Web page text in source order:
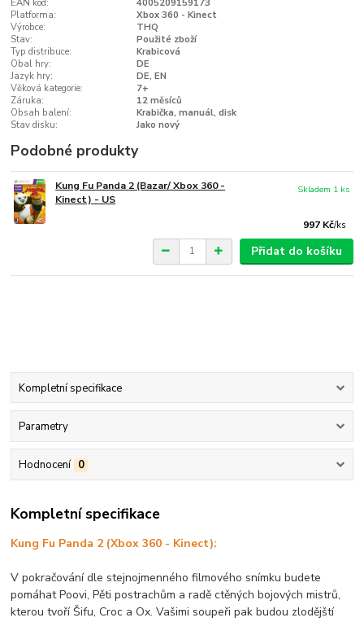
EAN kód:
4005209159173
Platforma:
Xbox 360 - Kinect
Výrobce:
THQ
Stav:
Použité zboží
Typ distribuce:
Krabicová
Obal hry:
DE
Jazyk hry:
DE, EN
Věková kategorie:
7+
Záruka:
12 měsíců
Obsah balení:
Krabička, manuál, disk
Stav disku:
Jako nový
Podobné produkty
Kung Fu Panda 2 (Bazar/ Xbox 360 -
Kinect) - US
997 Kč/ks
Skladem 1 ks
Přidat do košíku
Kompletní specifikace
Parametry
Hodnocení 0
Kompletní specifikace
Kung Fu Panda 2 (Xbox 360 - Kinect):
V pokračování dle stejnojmenného filmového snímku budete
pomáhat Poovi, Pěti postrachům a radě ctěných bojových mistrů,
kterou tvoří Šifu, Croc a Ox. Vašimi soupeři pak budou zlodějští